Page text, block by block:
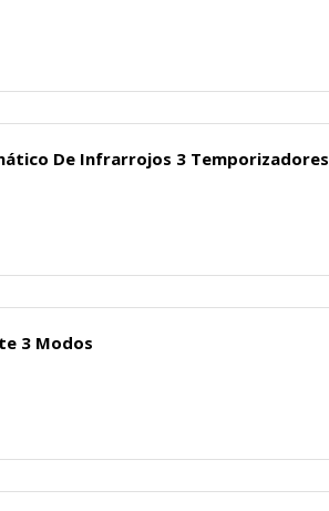
De Infrarrojos 3 Temporizadores
3 Modos